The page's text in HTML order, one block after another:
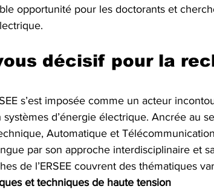
opportunité pour les doctorants et
décisif pour la
s’est imposée comme un acteur
d’énergie électrique. Ancrée au
Automatique et
par son approche interdisciplinaire et
de l’ERSEE couvrent des thématiques
et techniques de haute tension